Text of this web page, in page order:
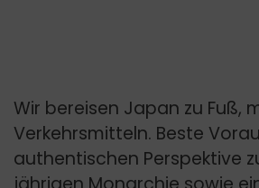
Wir bereisen Japan zu Fuß,
Verkehrsmitteln. Beste
authentischen Perspektive